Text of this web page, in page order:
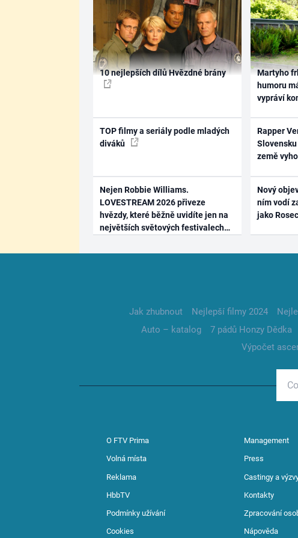
10 nejlepších dílů Hvězdné brány
TOP filmy a seriály podle mladých
diváků
Nejen Robbie Williams.
LOVESTREAM 2026 přiveze
hvězdy, které běžně uvidíte jen na
největších světových festivalech
Martyho
humoru
vypráví
Rapper
země
Nový
ním vodí
jako
Jak zhubnout Nejlepší filmy 2024
Auto – katalog
7 pádů Honzy Dědka
Výpočet
O FTV Prima Management
Volná místa Press
Reklama Castingy a
HbbTV Kontakty
Podmínky užívání Zpracování
Cookies Nápověda